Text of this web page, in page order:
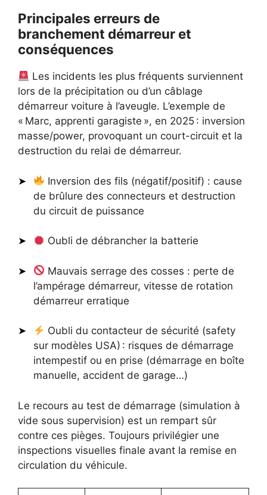
Principales erreurs de
branchement démarreur et
conséquences
Les incidents les plus fréquents surviennent
lors de la précipitation ou d’un câblage
démarreur voiture à l’aveugle. L’exemple de
« Marc, apprenti garagiste », en 2025 : inversion
masse/power, provoquant un court-circuit et la
destruction du relai de démarreur.
Inversion des fils (négatif/positif) : cause
de brûlure des connecteurs et destruction
du circuit de puissance
Oubli de débrancher la batterie
Mauvais serrage des cosses : perte de
l’ampérage démarreur, vitesse de rotation
démarreur erratique
Oubli du contacteur de sécurité (safety
sur modèles USA) : risques de démarrage
intempestif ou en prise (démarrage en boîte
manuelle, accident de garage…)
Le recours au test de démarrage (simulation à
vide sous supervision) est un rempart sûr
contre ces pièges. Toujours privilégier une
inspections visuelles finale avant la remise en
circulation du véhicule.